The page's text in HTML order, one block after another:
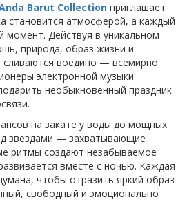
Barut Collection приглашает
становится атмосферой, а каждый
момент. Действуя в уникальном
природа, образ жизни и
сливаются воедино — всемирно
электронной музыки
необыкновенный праздник
на закате у воды до мощных
звёздами — захватывающие
ритмы создают незабываемое
вместе с ночью. Каждая
чтобы отразить яркий образ
свободный и эмоционально